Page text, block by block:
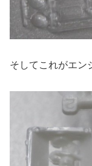
そしてこれがエン